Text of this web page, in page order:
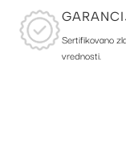
Sertifikovano
vrednosti.